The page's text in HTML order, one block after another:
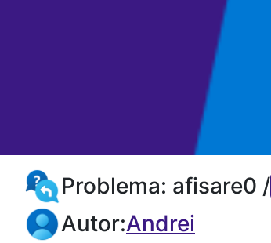
Problema: afisare0 /
Autor:Andrei